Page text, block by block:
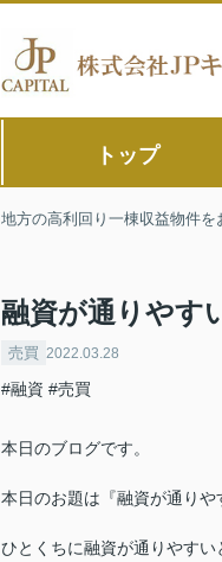
トップ
地方の高利回り一棟収益物件
融資が通りやす
売買 2022.03.28
#融資 #売買
本日のブログです。
本日のお題は『融資が通りや
ひとくちに融資が通りやす